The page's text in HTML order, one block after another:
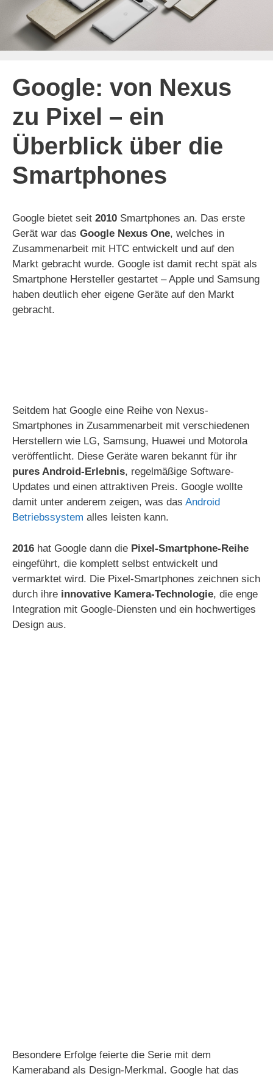
Google: von Nexus
zu Pixel – ein
Überblick über die
Smartphones
Google bietet seit 2010 Smartphones an. Das erste
Gerät war das Google Nexus One, welches in
Zusammenarbeit mit HTC entwickelt und auf den
Markt gebracht wurde. Google ist damit recht spät als
Smartphone Hersteller gestartet – Apple und Samsung
haben deutlich eher eigene Geräte auf den Markt
gebracht.
Seitdem hat Google eine Reihe von Nexus-
Smartphones in Zusammenarbeit mit verschiedenen
Herstellern wie LG, Samsung, Huawei und Motorola
veröffentlicht. Diese Geräte waren bekannt für ihr
pures Android-Erlebnis, regelmäßige Software-
Updates und einen attraktiven Preis. Google wollte
damit unter anderem zeigen, was das Android
Betriebssystem alles leisten kann.
2016 hat Google dann die Pixel-Smartphone-Reihe
eingeführt, die komplett selbst entwickelt und
vermarktet wird. Die Pixel-Smartphones zeichnen sich
durch ihre innovative Kamera-Technologie, die enge
Integration mit Google-Diensten und ein hochwertiges
Design aus.
Besondere Erfolge feierte die Serie mit dem
Kameraband als Design-Merkmal. Google hat das